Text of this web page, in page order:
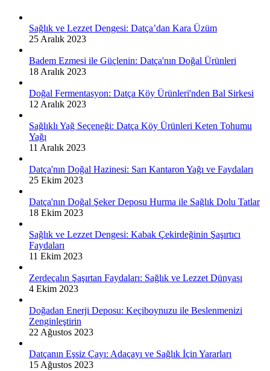
Sağlık ve Lezzet Dengesi: Datça’dan Kara Üzüm
25 Aralık 2023
Badem Ezmesi ile Güçlenin: Datça'nın Doğal Ürünleri
18 Aralık 2023
Doğal Fermentasyon: Datça Köy Ürünleri'nden Bal Sirkesi
12 Aralık 2023
Sağlıklı Yağ Seçeneği: Datça Köy Ürünleri Keten Tohumu
Yağı
11 Aralık 2023
Datça'nın Doğal Hazinesi: Sarı Kantaron Yağı ve Faydaları
25 Ekim 2023
Datça'nın Doğal Şeker Deposu Hurma ile Sağlık Dolu Tatlar
18 Ekim 2023
Sağlık ve Lezzet Dengesi: Kabak Çekirdeğinin Şaşırtıcı
Faydaları
11 Ekim 2023
Zerdeçalın Şaşırtan Faydaları: Sağlık ve Lezzet Dünyası
4 Ekim 2023
Doğadan Enerji Deposu: Keçiboynuzu ile Beslenmenizi
Zenginleştirin
22 Ağustos 2023
Datçanın Eşsiz Çayı: Adaçayı ve Sağlık İçin Yararları
15 Ağustos 2023